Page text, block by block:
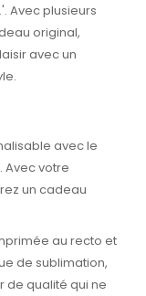
Avec plusieurs
original,
avec un
avec le
Avec votre
un cadeau
au recto et
de sublimation,
de qualité qui ne